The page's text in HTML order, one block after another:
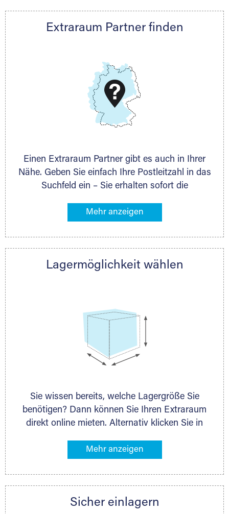
Telefon:+49 6145 5442 - 404
DMG Aktiengesellschaft
www.dmg-ag.com
Extraraum Partner finden
Einen Extraraum Partner gibt es auch in Ihrer
Nähe. Geben Sie einfach Ihre Postleitzahl in das
Suchfeld ein – Sie erhalten sofort die
Lagermöglichkeiten in Ihrer Nähe. An zahlreichen
direkt online mieten. Gibt es Extraraum noch
nächstgelegenen Partner und besprechen alles
Lagermöglichkeit wählen
Sie wissen bereits, welche Lagergröße Sie
benötigen? Dann können Sie Ihren Extraraum
direkt online mieten. Alternativ klicken Sie in
Gegenstände an, die Sie einlagern möchten –
ermittelt. Natürlich steht Ihnen Ihr Extraraum
persönlich hinsichtlich Lagervolumen und zu
Sicher einlagern